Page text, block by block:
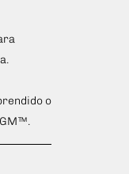
o